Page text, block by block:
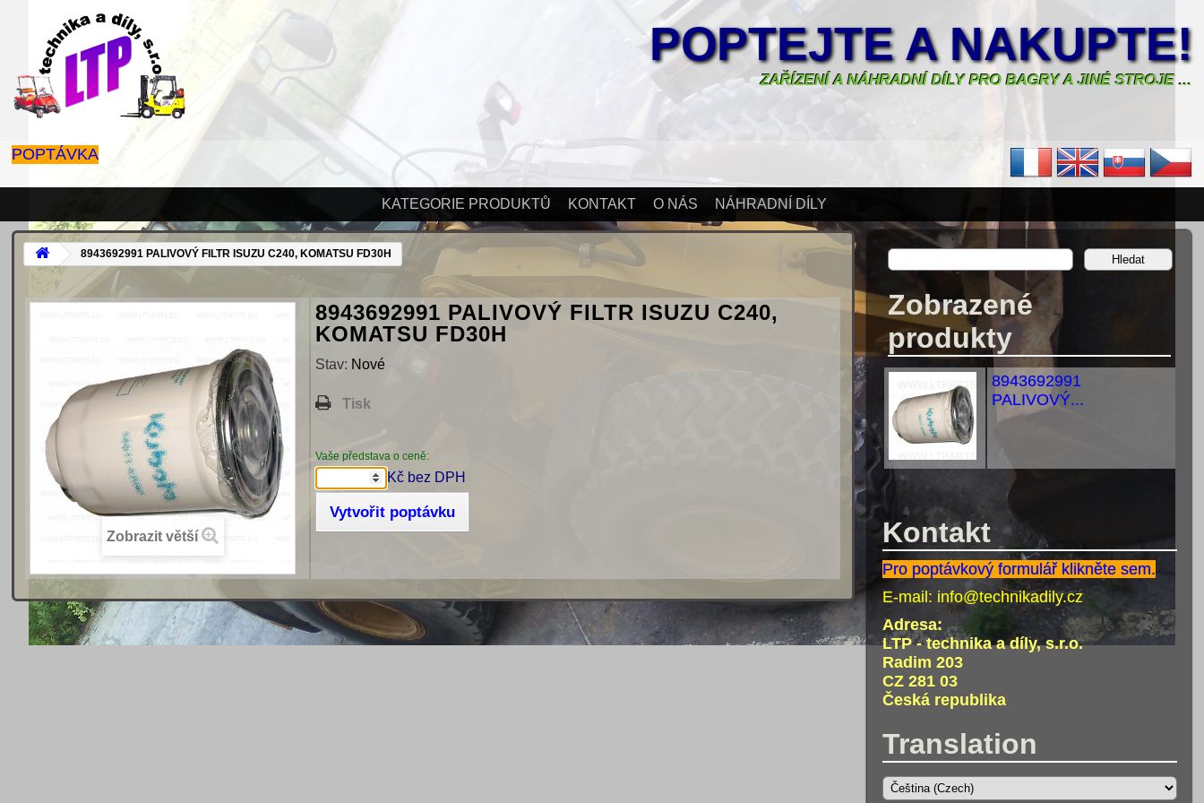
POPTEJTE A NAKUPTE!
ZAŘÍZENÍ A NÁHRADNÍ DÍLY PRO BAGRY A JINÉ STROJE ...
POPTÁVKA
KATEGORIE PRODUKTŮ KONTAKT O NÁS NÁHRADNÍ DÍLY
Zobrazené
produkty
8943692991
PALIVOVÝ...
Kontakt
Pro poptávkový formulář klikněte sem.
E-mail: info@technikadily.cz
Adresa:
LTP - technika a díly, s.r.o.
Radim 203
CZ 281 03
Česká republika
Translation
8943692991 PALIVOVÝ FILTR ISUZU C240, KOMATSU FD30H
Zobrazit větší
8943692991 PALIVOVÝ FILTR ISUZU C240,
KOMATSU FD30H
Stav: Nové
Tisk
Vaše představa o ceně:
Kč bez DPH
Vytvořit poptávku